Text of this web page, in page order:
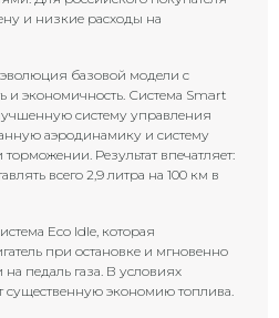
и низкие расходы на
базовой модели с
и экономичность. Система Smart
систему управления
аэродинамику и систему
Результат впечатляет:
всего 2,9 литра на 100 км в
Eco Idle, которая
при остановке и мгновенно
на педаль газа. В условиях
существенную экономию топлива.